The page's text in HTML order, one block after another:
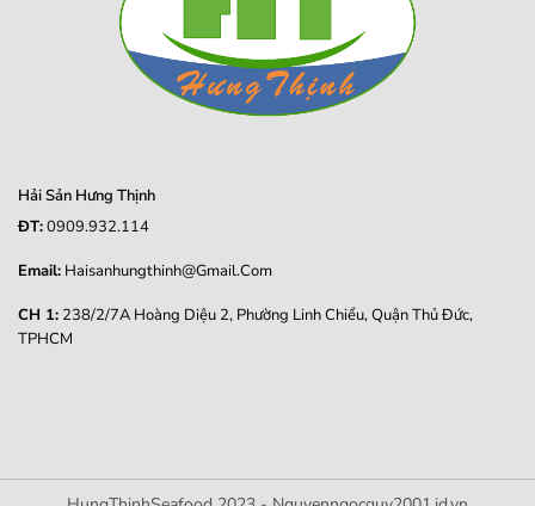
Hải Sản Hưng Thịnh
ĐT:0909.932.114
Email: Haisanhungthinh@gmail.com
CH 1: 238/2/7A Hoàng Diệu 2, Phường Linh Chiểu, Quận Thủ Đức,
TPHCM